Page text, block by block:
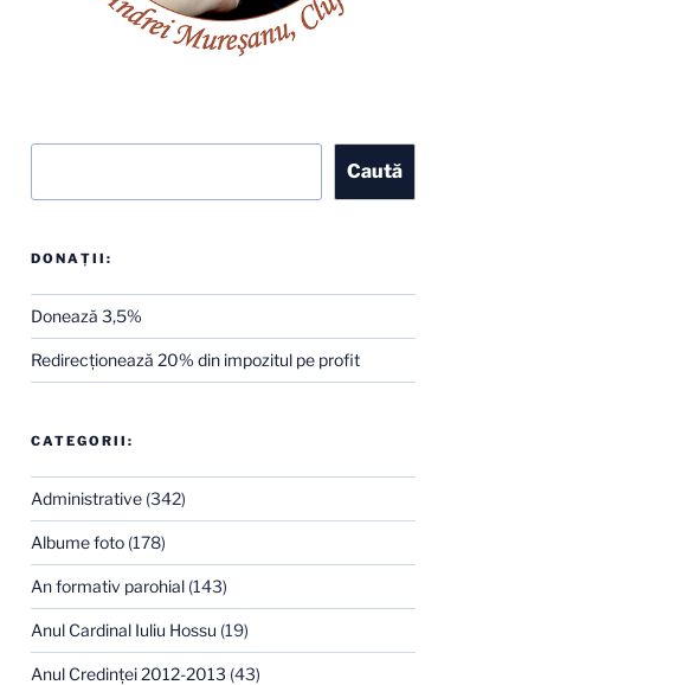
Caută
DONAȚII:
Donează 3,5%
Redirecţionează 20% din impozitul pe profit
CATEGORII:
Administrative(342)
Albume foto(178)
An formativ parohial(143)
Anul Cardinal Iuliu Hossu (19)
Anul Credinţei 2012-2013 (43)